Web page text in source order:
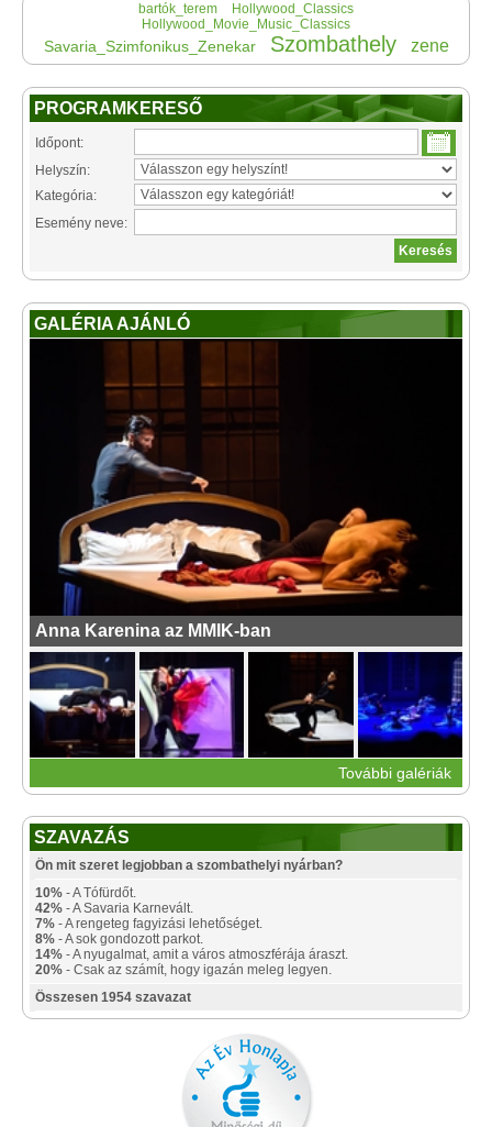
bartók_terem
Hollywood_Classics
Hollywood_Movie_Music_Classics
Savaria_Szimfonikus_Zenekar Szombathely zene
PROGRAMKERESŐ
Időpont:
Helyszín:
Kategória:
Esemény neve:
GALÉRIA AJÁNLÓ
Anna Karenina az MMIK-ban
További galériák
SZAVAZÁS
Ön mit szeret legjobban a szombathelyi nyárban?
10% - A Tófürdőt.
42% - A Savaria Karnevált.
7% - A rengeteg fagyizási lehetőséget.
8% - A sok gondozott parkot.
14% - A nyugalmat, amit a város atmoszférája áraszt.
20% - Csak az számít, hogy igazán meleg legyen.
Összesen 1954 szavazat